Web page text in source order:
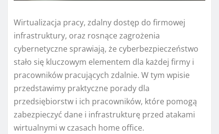
Wirtualizacja pracy, zdalny dostęp do firmowej
infrastruktury, oraz rosnące zagrożenia
cybernetyczne sprawiają, że cyberbezpieczeństwo
stało się kluczowym elementem dla każdej firmy i
pracowników pracujących zdalnie. W tym wpisie
przedstawimy praktyczne porady dla
przedsiębiorstw i ich pracowników, które pomogą
zabezpieczyć dane i infrastrukturę przed atakami
wirtualnymi w czasach home office.